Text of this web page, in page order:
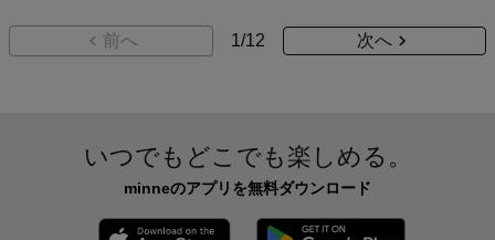
前へ 1/12 次へ
いつでもどこでも楽しめる。
minneのアプリを無料ダウンロード